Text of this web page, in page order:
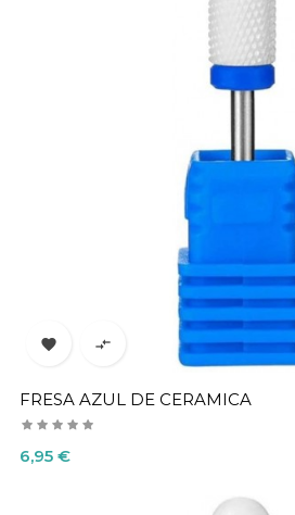
 
FRESA AZUL DE CERAMICA
Precio
6,95 €